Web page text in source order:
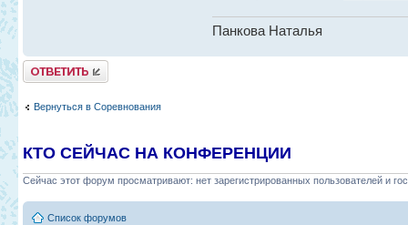
Панкова Наталья
Ответить
Вернуться в Соревнования
КТО СЕЙЧАС НА КОНФЕРЕНЦИИ
Сейчас этот форум просматривают: нет зарегистрированных пользователей и
Список форумов